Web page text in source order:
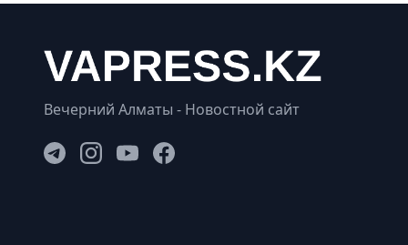
Вечерний Алматы - Новостной сайт